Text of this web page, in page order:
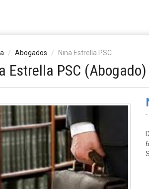
Abogados Nina Estrella PSC
Estrella PSC (Abogado)
-